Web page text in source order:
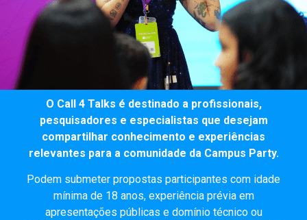
O Call 4 Talks é destinado a profissionais,
pesquisadores e especialistas que desejam
compartilhar conhecimento e experiências
relevantes para a comunidade da Campus Party.
Podem submeter propostas participantes com idade
mínima de 18 anos, experiência prévia em
apresentações públicas e domínio técnico ou